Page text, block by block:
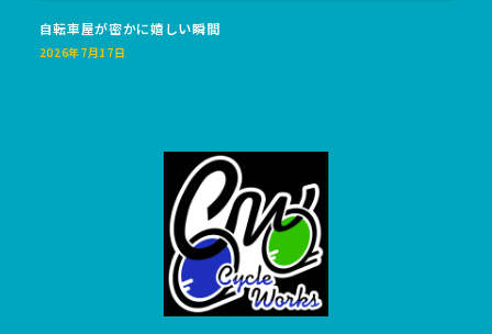
自転車屋が密かに嬉しい瞬間
2026年7月17日